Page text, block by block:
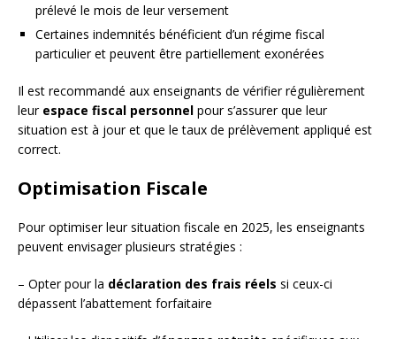
prélevé le mois de leur versement
Certaines indemnités bénéficient d’un régime fiscal
particulier et peuvent être partiellement exonérées
Il est recommandé aux enseignants de vérifier régulièrement
leur espace fiscal personnel pour s’assurer que leur
situation est à jour et que le taux de prélèvement appliqué est
correct.
Optimisation Fiscale
Pour optimiser leur situation fiscale en 2025, les enseignants
peuvent envisager plusieurs stratégies :
– Opter pour la déclaration des frais réels si ceux-ci
dépassent l’abattement forfaitaire